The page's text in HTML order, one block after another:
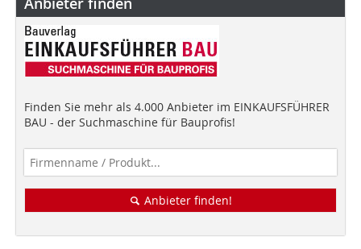
Finden Sie mehr als 4.000 Anbieter im EINKAUFSFÜHRER
BAU - der Suchmaschine für Bauprofis!
Anbieter finden!